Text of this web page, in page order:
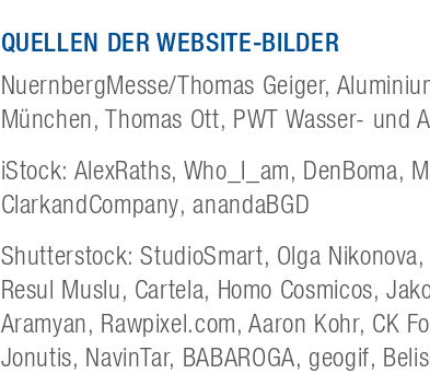
QUELLEN DER WEBSITE-BILDER
NuernbergMesse/Thomas Geiger,
München, Thomas Ott, PWT Wasser- und
iStock: AlexRaths, Who_I_am, DenBoma,
ClarkandCompany, anandaBGD
Shutterstock: StudioSmart, Olga
Resul Muslu, Cartela, Homo Cosmicos,
Aramyan, Rawpixel.com, Aaron Kohr, CK
Jonutis, NavinTar, BABAROGA, geogif,